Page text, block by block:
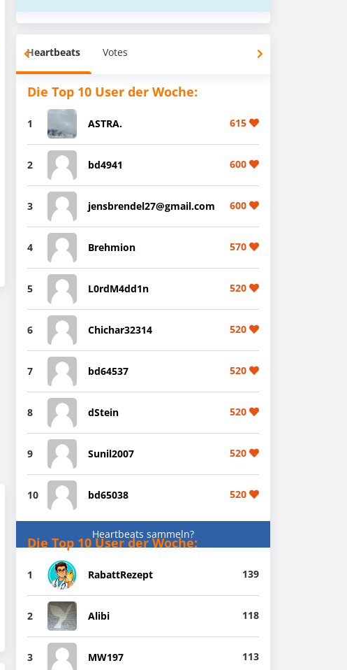
Heartbeats Votes
Die Top 10 User der Woche:
1 ASTRA. 615
2 bd4941 600
3 jensbrendel27@gmail.com 600
4 Brehmion 570
5 L0rdM4dd1n 520
6 Chichar32314 520
7 bd64537 520
8 dStein 520
9 Sunil2007 520
10 bd65038 520
Heartbeats sammeln?
Die Top 10 User der Woche:
1 RabattRezept 139
2 Alibi 118
3 MW197 113